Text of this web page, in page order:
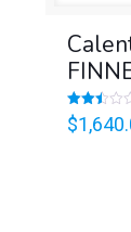
Valorado
en
$